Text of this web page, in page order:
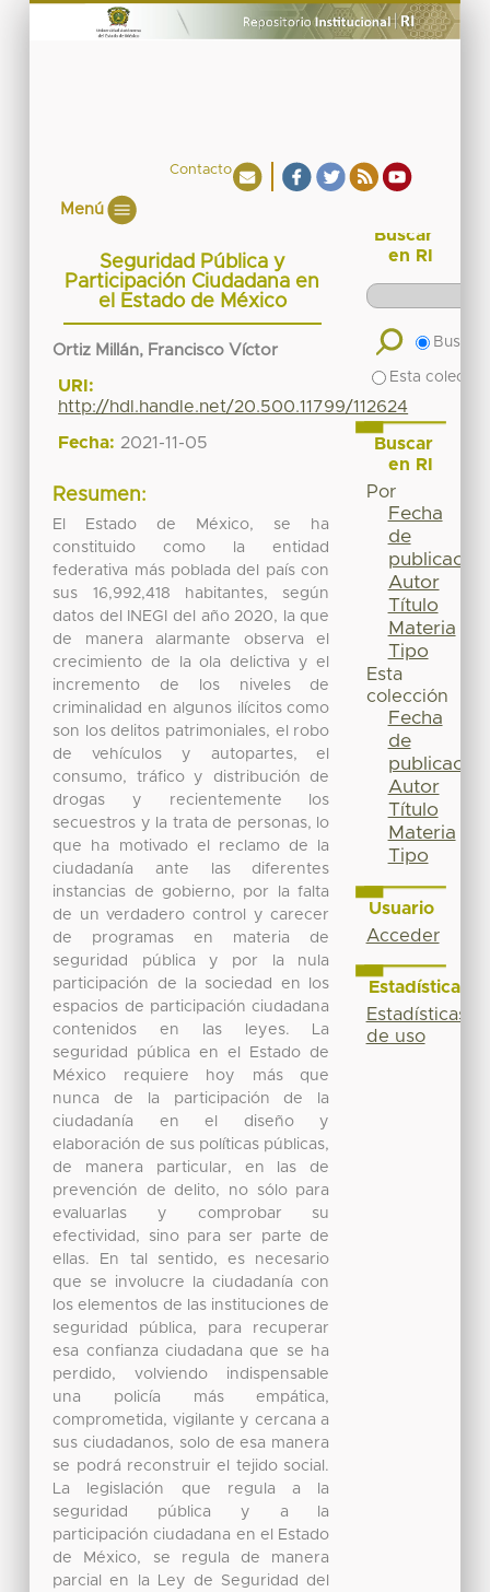
Contacto
Menú
Seguridad Pública y
Participación Ciudadana en
el Estado de México
Ortiz Millán, Francisco Víctor
URI:
http://hdl.handle.net/20.500.11799/112624
Fecha: 2021-11-05
Resumen:
El Estado de México, se ha
constituido como la entidad
federativa más poblada del país con
sus 16,992,418 habitantes, según
datos del INEGI del año 2020, la que
de manera alarmante observa el
crecimiento de la ola delictiva y el
incremento de los niveles de
criminalidad en algunos ilícitos como
son los delitos patrimoniales, el robo
de vehículos y autopartes, el
consumo, tráfico y distribución de
drogas y recientemente los
secuestros y la trata de personas, lo
que ha motivado el reclamo de la
ciudadanía ante las diferentes
instancias de gobierno, por la falta
de un verdadero control y carecer
de programas en materia de
seguridad pública y por la nula
participación de la sociedad en los
espacios de participación ciudadana
contenidos en las leyes. La
seguridad pública en el Estado de
México requiere hoy más que
nunca de la participación de la
ciudadanía en el diseño y
elaboración de sus políticas públicas,
de manera particular, en las de
prevención de delito, no sólo para
evaluarlas y comprobar su
efectividad, sino para ser parte de
ellas. En tal sentido, es necesario
que se involucre la ciudadanía con
los elementos de las instituciones de
seguridad pública, para recuperar
esa confianza ciudadana que se ha
perdido, volviendo indispensable
una policía más empática,
comprometida, vigilante y cercana a
sus ciudadanos, solo de esa manera
se podrá reconstruir el tejido social.
La legislación que regula a la
seguridad pública y a la
participación ciudadana en el Estado
de México, se regula de manera
parcial en la Ley de Seguridad del
Buscar
en RI
Buscar
Esta
Buscar
en RI
Por
Fecha
de
publicación
Autor
Título
Materia
Tipo
Esta
colección
Fecha
de
publicación
Autor
Título
Materia
Tipo
Usuario
Acceder
Estadísticas
Estadísticas
de uso